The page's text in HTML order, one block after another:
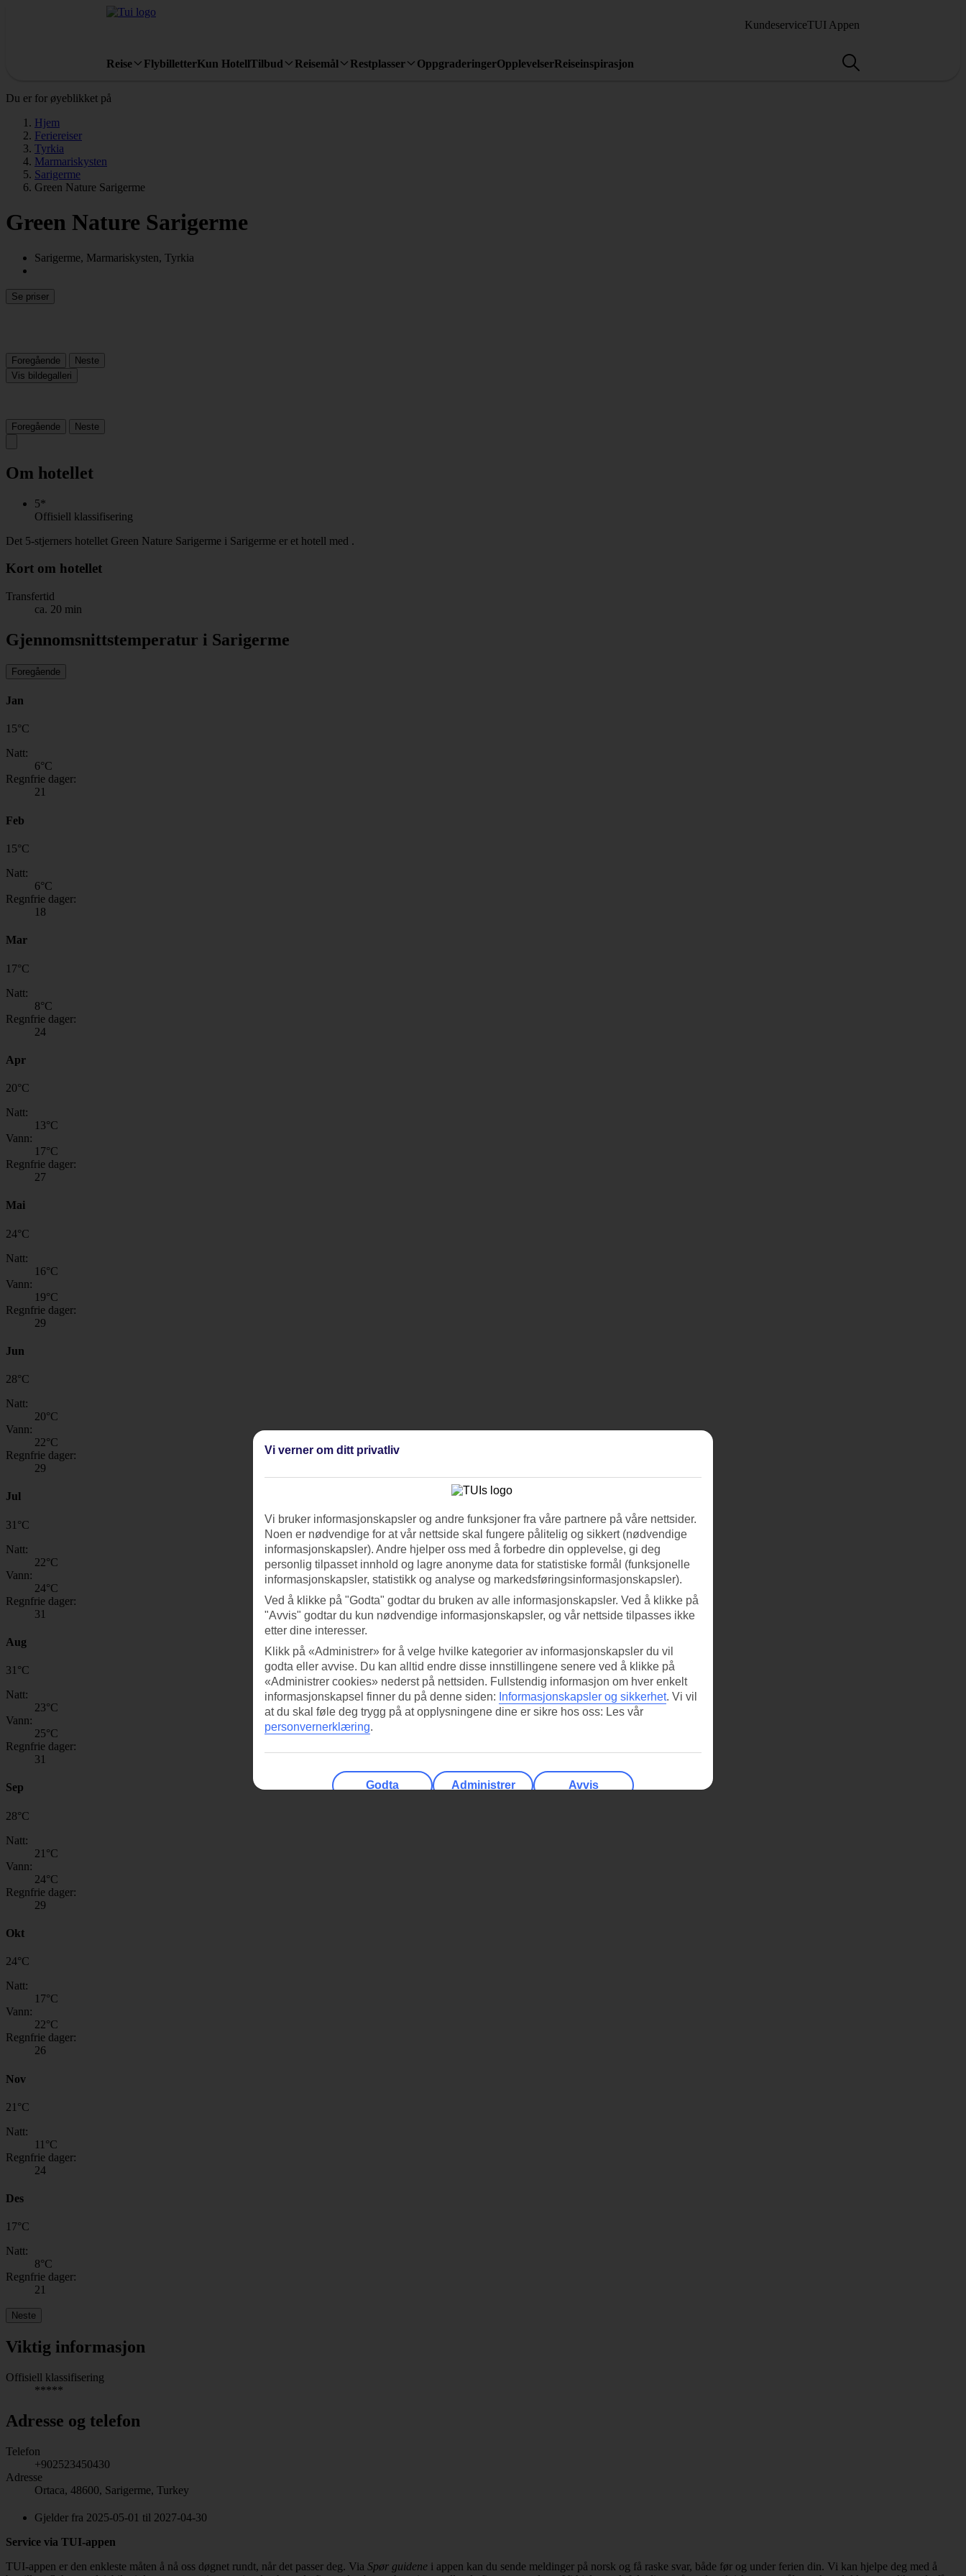
KundeserviceTUI Appen
Reise FlybilletterKun HotellTilbud Reisemål Restplasser OppgraderingerOpplevelserReiseinspirasjon
Du er for øyeblikket på
Hjem
Feriereiser
Tyrkia
Marmariskysten
Sarigerme
Green Nature Sarigerme
Green Nature Sarigerme
Sarigerme, Marmariskysten, Tyrkia
Se priser
Foregående
Neste
Vis bildegalleri
Foregående Neste
Om hotellet
5*
Offisiell klassifisering
Det 5-stjerners hotellet Green Nature Sarigerme i Sarigerme er et hotell med .
Kort om hotellet
Transfertid
ca. 20 min
Gjennomsnittstemperatur i Sarigerme
Foregående
Jan
15°C
Natt:
6°C
Regnfrie dager:
21
Feb
15°C
Natt:
6°C
Regnfrie dager:
18
Mar
17°C
Natt:
8°C
Regnfrie dager:
24
Apr
20°C
Natt:
13°C
Vann:
17°C
Regnfrie dager:
27
Mai
24°C
Natt:
16°C
Vann:
19°C
Regnfrie dager:
29
Jun
28°C
Natt:
20°C
Vann:
22°C
Regnfrie dager:
29
Jul
31 °C
Natt:
22°C
Vann:
24°C
Regnfrie dager:
31
Aug
31 °C
Natt:
23°C
Vann:
25°C
Regnfrie dager:
31
Sep
28°C
Natt:
21 °C
Vann:
24°C
Regnfrie dager:
29
Okt
24°C
Natt:
17°C
Vann:
22°C
Regnfrie dager:
26
Nov
21 °C
Natt:
11 °C
Regnfrie dager:
24
Des
17°C
Natt:
8°C
Regnfrie dager:
21
Neste
Viktig informasjon
Offisiell klassifisering
*****
Adresse og telefon
Telefon
+902523450430
Adresse
Ortaca, 48600, Sarigerme, Turkey
Gjelder fra 2025-05-01 til 2027-04-30
Service via TUI-appen
TUI-appen er den enkleste måten å nå oss døgnet rundt, når det passer deg. Via Spør guidene i appen kan du sende meldinger på norsk og få raske svar, både før og under ferien din. Vi kan hjelpe deg med å
Vi verner om ditt privatliv
Vi bruker informasjonskapsler og andre funksjoner fra våre partnere på våre nettsider.
Noen er nødvendige for at vår nettside skal fungere pålitelig og sikkert (nødvendige
informasjonskapsler). Andre hjelper oss med å forbedre din opplevelse, gi deg
personlig tilpasset innhold og lagre anonyme data for statistiske formål (funksjonelle
informasjonskapsler, statistikk og analyse og markedsføringsinformasjonskapsler).
Ved å klikke på "Godta" godtar du bruken av alle informasjonskapsler. Ved å klikke på
"Avvis" godtar du kun nødvendige informasjonskapsler, og vår nettside tilpasses ikke
etter dine interesser.
Klikk på «Administrer» for å velge hvilke kategorier av informasjonskapsler du vil
godta eller avvise. Du kan alltid endre disse innstillingene senere ved å klikke på
«Administrer cookies» nederst på nettsiden. Fullstendig informasjon om hver enkelt
informasjonskapsel finner du på denne siden: Informasjonskapsler og sikkerhet. Vi vil
at du skal føle deg trygg på at opplysningene dine er sikre hos oss: Les vår
personvernerklæring.
Godta Administrer Avvis